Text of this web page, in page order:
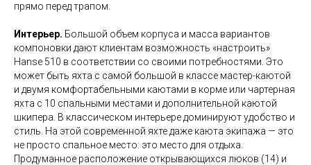
прямо перед трапом.
Интерьер. Большой объем корпуса и масса вариантов
компоновки дают клиентам возможность «настроить»
Hanse 510 в соответствии со своими потребностями. Это
может быть яхта с самой большой в классе мастер-каютой
и двумя комфортабельными каютами в корме или чартерная
яхта с 10 спальными местами и дополнительной каютой
шкипера. В классическом интерьере доминируют удобство и
стиль. На этой современной яхте даже каюта экипажа — это
не просто спальное место: это место для отдыха.
Продуманное расположение открывающихся люков (14) и